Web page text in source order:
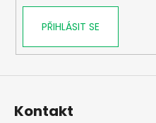
PŘIHLÁSIT SE
Kontakt